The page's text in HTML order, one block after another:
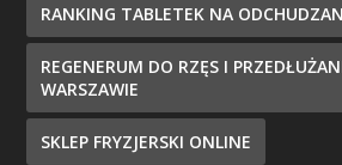
RANKING TABLETEK NA
REGENERUM DO RZĘS I
WARSZAWIE
SKLEP FRYZJERSKI ONLINE